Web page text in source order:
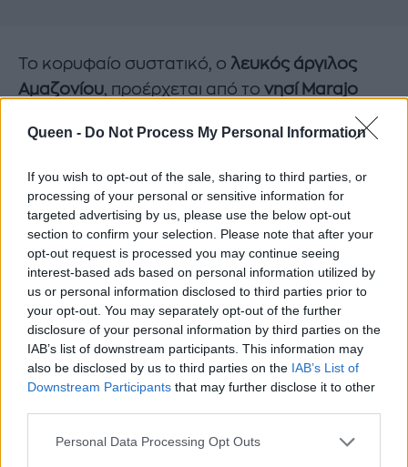
Queen - Do Not Process My Personal Information
If you wish to opt-out of the sale, sharing to third parties, or
processing of your personal or sensitive information for
targeted advertising by us, please use the below opt-out
section to confirm your selection. Please note that after your
opt-out request is processed you may continue seeing
interest-based ads based on personal information utilized by
us or personal information disclosed to third parties prior to
your opt-out. You may separately opt-out of the further
disclosure of your personal information by third parties on the
IAB’s list of downstream participants. This information may
also be disclosed by us to third parties on the IAB’s List of
Downstream Participants that may further disclose it to other
Personal Data Processing Opt Outs
Το κορυφαίο συστατικό, ο λευκός άργιλος
Αμαζονίου, προέρχεται από το νησί Marajo
, το μεγαλύτερο
νησί του κόσμου που περιβάλλεται από γλυκό
βαθμοί Κελσίου, το οποίο σημαίνει ότι ο
άργιλος έχει την ιδανική πυκνότητα. Μάλιστα,
η Kiehl's προμηθεύεται από το γηγενές
συστατικό από ένα πηγάδι που διαχειρίζεται η
τοπική κοινότητα του νησιού Marajo.
Οιπαπαγάλοι μακάοκαι οι υπόλοιποι
παπαγάλοι του Αμαζονίου κατευθύνονται στις
«μάζες πηλού» (εναποθέσεις αργίλου στους
βράχους των βουνών) για ναφάνε άργιλοπου
αποτελεί σημαντικό κομμάτι της διατροφής